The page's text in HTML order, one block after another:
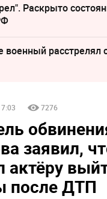
Раскрыто
военный расстрелял
7276
заявил,
актёру
после ДТП